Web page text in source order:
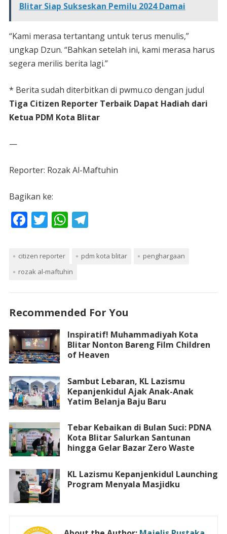
Blitar Siap Sukseskan Pemilu 2024 Damai
“Kami merasa tertantang untuk terus menulis,”
ungkap Dzun. “Bahkan setelah ini, kami merasa harus
segera merilis berita lagi.”
* Berita sudah diterbitkan di pwmu.co dengan judul
Tiga Citizen Reporter Terbaik Dapat Hadiah dari
Ketua PDM Kota Blitar
—
Reporter: Rozak Al-Maftuhin
Bagikan ke:
F
e
b
k
T
itt
er
W
at
s
p
T
e
citizen reporter pdm kota blitar
penghargaan
rozak al-maftuhin
Recommended For You
Inspiratif! Muhammadiyah Kota
Blitar Nonton Bareng Film Children
of Heaven
Sambut Lebaran, KL Lazismu
Kepanjenkidul Ajak Anak-Anak
Yatim Belanja Baju Baru
Tebar Kebaikan di Bulan Suci: PDNA
Kota Blitar Salurkan Santunan
hingga Gelar Bazar Zero Waste
KL Lazismu Kepanjenkidul Launching
Program Menyala Masjidku